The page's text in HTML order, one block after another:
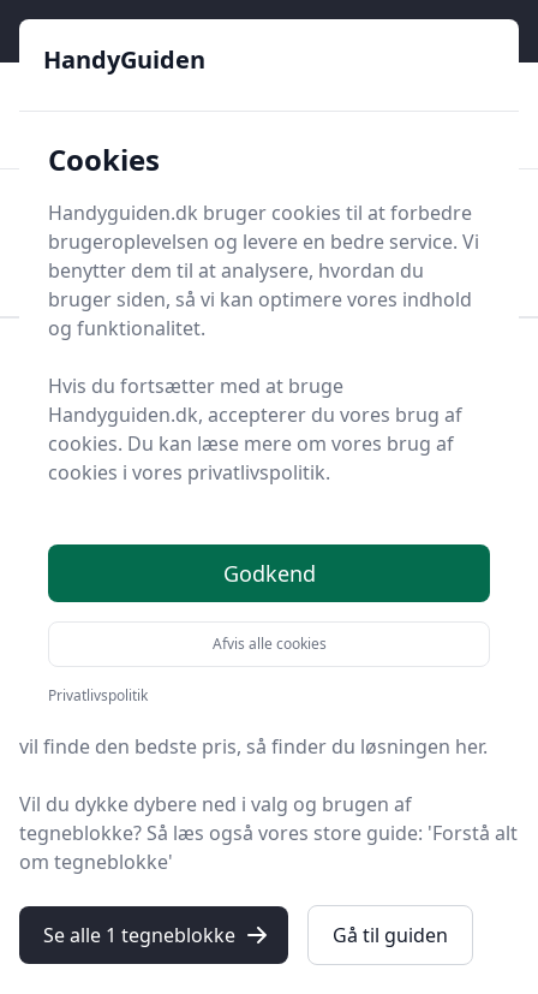
HandyGuiden
Søg nu
Søg nu
Teglsten
Bedste tegneblok i 2025
- se de 1 bedste her
Leder du efter de bedste tegneblokke? På
HandyGuiden har vi udvalgt 1 produkter, så du let kan
finde din favorit.
Uanset om du prioriterer høj kvalitet uanset prisen,
vil finde den bedste pris, så finder du løsningen her.
Vil du dykke dybere ned i valg og brugen af
tegneblokke? Så læs også vores store guide: 'Forstå alt
om tegneblokke'
Se alle 1 tegneblokke Gå til guiden
HandyGuiden
Cookies
Handyguiden.dk bruger cookies til at forbedre
brugeroplevelsen og levere en bedre service. Vi
benytter dem til at analysere, hvordan du
bruger siden, så vi kan optimere vores indhold
og funktionalitet.
Hvis du fortsætter med at bruge
Handyguiden.dk, accepterer du vores brug af
cookies. Du kan læse mere om vores brug af
cookies i vores privatlivspolitik.
Godkend
Afvis alle cookies
Privatlivspolitik